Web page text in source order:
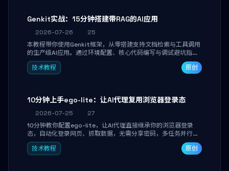
Genkit实战：15分钟搭建带RAG的AI应用
2026-07-26
25
本教程带你使用Genkit框架，从零搭建支持文档检索与工具调用
的生产级AI应用。通过环境配置、核心代码编写与调试避坑指
南，学完即可掌握多模型切换、RAG管道构建及函数调用注册，
独立开发高效AI智能体。
技术教程 原创
10分钟上手ego-lite：让AI代理复用浏览器登录态
2026-07-25
27
10分钟教你配置ego-lite，让AI代理直接继承你的浏览器登录
态，自动化登录网页、抓取数据，无需分享密码，多任务并行不
干扰日常使用。
技术教程
原创